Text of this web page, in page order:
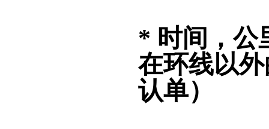
* 时间，公
在环线以
认单）